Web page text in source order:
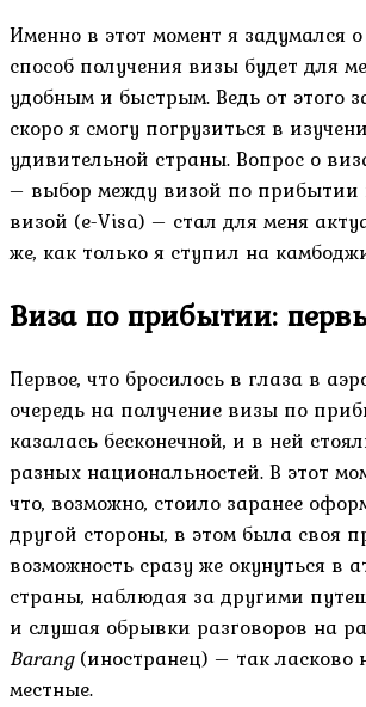
Именно в этот момент я задумался
способ получения визы будет для
удобным и быстрым. Ведь от этого
скоро я смогу погрузиться в
удивительной страны. Вопрос о
– выбор между визой по прибытии
визой (e-Visa) – стал для меня
же, как только я ступил на
Виза по прибытии:
Первое, что бросилось в глаза в
очередь на получение визы по
казалась бесконечной, и в ней
разных национальностей. В этот
что, возможно, стоило заранее
другой стороны, в этом была своя
возможность сразу же окунуться в
страны, наблюдая за другими
и слушая обрывки разговоров на
Barang(иностранец) – так ласково
местные.